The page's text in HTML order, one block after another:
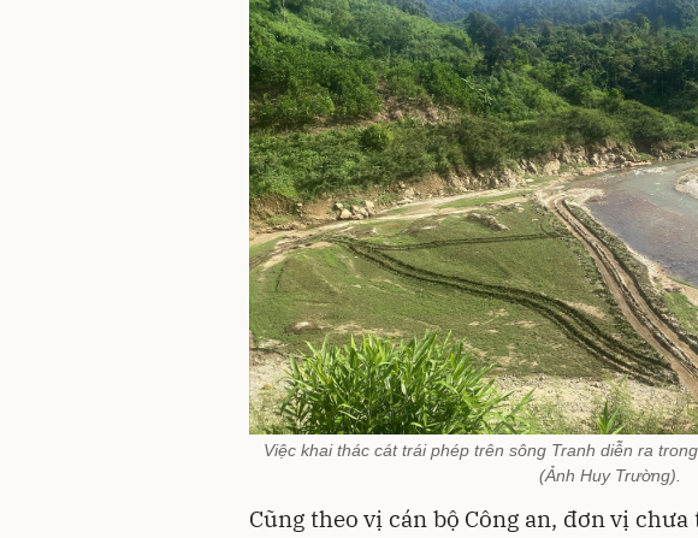
Việc khai thác cát trái phép trên sông Tranh diễn ra
(Ảnh Huy Trường).
Cũng theo vị cán bộ Công an, đơn vị